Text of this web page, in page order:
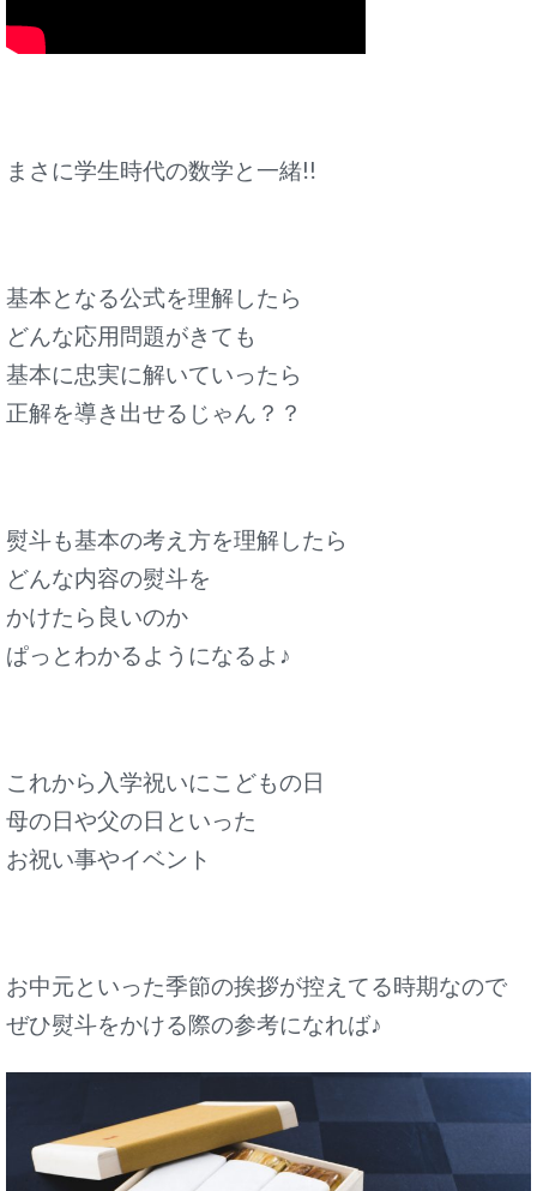
まさに学生時代の数学と一緒!!
基本となる公式を理解したら
どんな応用問題がきても
基本に忠実に解いていったら
正解を導き出せるじゃん？？
熨斗も基本の考え方を理解したら
どんな内容の熨斗を
かけたら良いのか
ぱっとわかるようになるよ♪
これから入学祝いにこどもの日
母の日や父の日といった
お祝い事やイベント
お中元といった季節の挨拶が控えてる時期なので
ぜひ熨斗をかける際の参考になれば♪